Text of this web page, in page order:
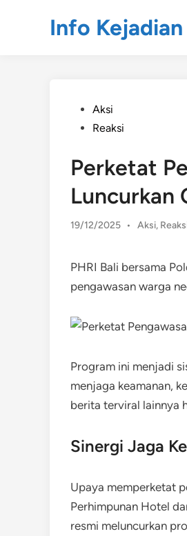
Info Kejadian
PostedAksi
Reaksi
Perketat
Luncurkan
19/12/2025 •
Posted
Aksi,
PHRI Bali bersama
pengawasan warga
Program ini menjadi
menjaga keamanan,
berita terviral lainnya
Sinergi Jaga
Upaya memperketat
Perhimpunan Hotel
resmi meluncurkan